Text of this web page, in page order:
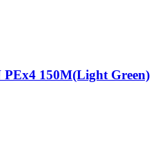
150M(Light Green)